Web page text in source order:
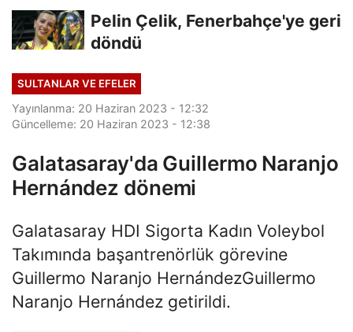
Pelin Çelik, Fenerbahçe'ye geri
döndü
SULTANLAR VE EFELER
Yayınlanma: 20 Haziran 2023 - 12:32
Güncelleme: 20 Haziran 2023 - 12:38
Galatasaray'da Guillermo Naranjo
Hernández dönemi
Galatasaray HDI Sigorta Kadın Voleybol
Takımında başantrenörlük görevine
Guillermo Naranjo HernándezGuillermo
Naranjo Hernández getirildi.